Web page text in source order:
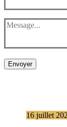
Envoyer
16 juillet